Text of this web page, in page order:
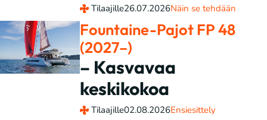
Tilaajille26.07.2026Näin se tehdään
Fountaine-Pajot FP 48
(2027–)
– Kasvavaa
keskikokoa
Tilaajille02.08.2026Ensiesittely